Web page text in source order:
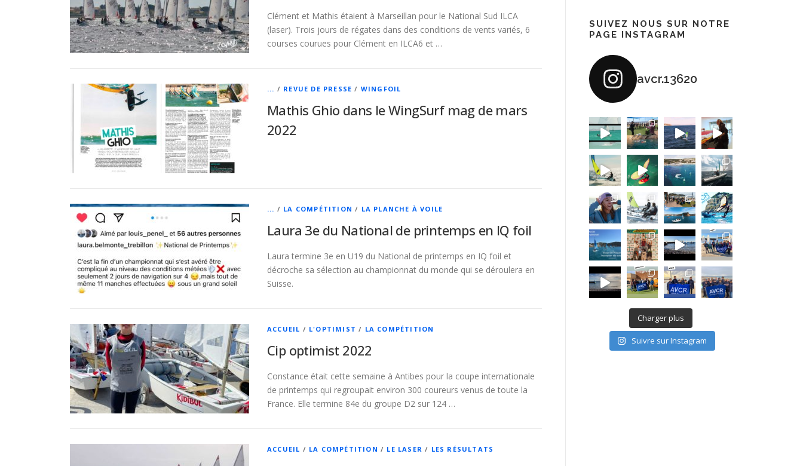
Clément et Mathis étaient à Marseillan pour le National Sud ILCA
(laser). Trois jours de régates dans des conditions de vents variés, 6
courses courues pour Clément en ILCA6 et …
... / REVUE DE PRESSE / WINGFOIL
Mathis Ghio dans le WingSurf mag de mars
2022
... / LA COMPÉTITION / LA PLANCHE À VOILE
Laura 3e du National de printemps en IQ foil
Laura termine 3e en U19 du National de printemps en IQ foil et
décroche sa sélection au championnat du monde qui se déroulera en
Suisse.
ACCUEIL / L'OPTIMIST / LA COMPÉTITION
Cip optimist 2022
Constance était cette semaine à Antibes pour la coupe internationale
de printemps qui regroupait environ 300 coureurs venus de toute la
France. Elle termine 84e du groupe D2 sur 124 …
ACCUEIL / LA COMPÉTITION / LE LASER / LES RÉSULTATS
SUIVEZ NOUS SUR NOTRE
PAGE INSTAGRAM
avcr.13620
Charger plus
Suivre sur Instagram